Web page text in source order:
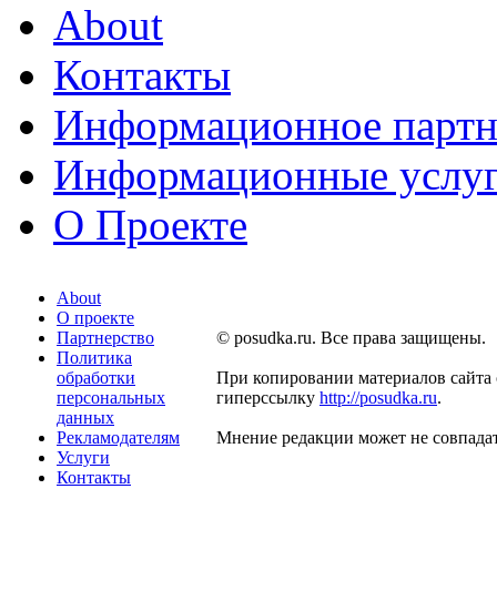
About
Контакты
Информационное
Информационные
О Проекте
About
О проекте
Партнерство
Политика
обработки
персональных
данных
Рекламодателям
Услуги
Контакты
© posudka.ru. Все права защищены.
При копировании материалов сайта
гиперссылку http://posudka.ru.
Мнение редакции может не